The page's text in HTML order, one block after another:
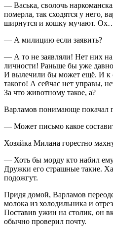
— Васька, сволочь
померла, так сходятся у него,
ширнутся и кошку мучают.
— А милицию если заявить?
— А то не заявляли! Нет них на
личности! Раньше бы уже
И вылечили бы может ещё. И к
такого! А сейчас нет управы,
За что животному такое, а?
Варламов понимающе покачал
— Может письмо какое
Хозяйка Милана горестно
— Хоть бы морду кто набил
Дружки его страшные такие.
подожгут.
Придя домой, Варламов
молока из холодильника и
Поставив ужин на столик, он
обычно проверил почту.